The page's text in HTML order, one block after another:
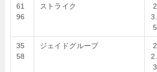
61
96
ストライク
2
3.
5
35
58
ジェイドグループ
2
2.
3